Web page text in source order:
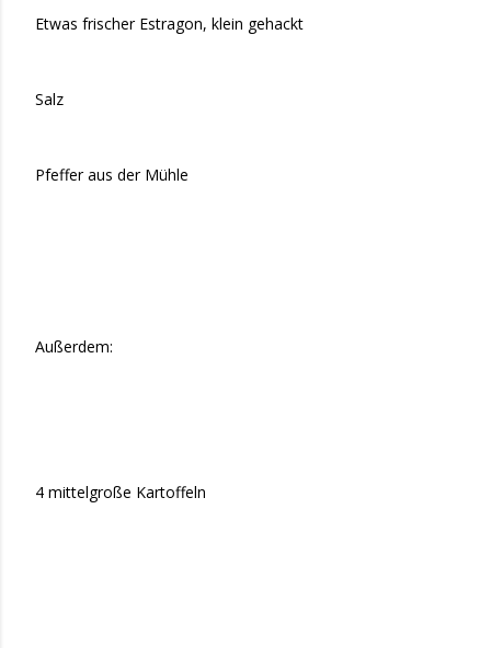
Etwas frischer Estragon, klein gehackt
Salz
Pfeffer aus der Mühle
Außerdem:
4 mittelgroße Kartoffeln